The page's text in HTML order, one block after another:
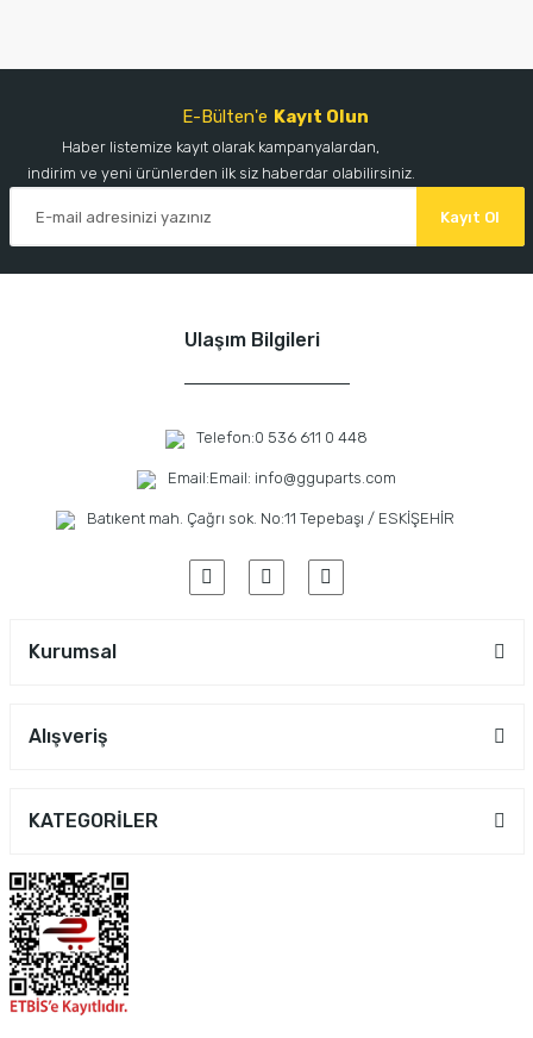
E-Bülten'e Kayıt Olun
Haber listemize kayıt olarak kampanyalardan,
indirim ve yeni ürünlerden ilk siz haberdar olabilirsiniz.
Kayıt Ol
Ulaşım Bilgileri
Telefon:0 536 611 0 448
Email:Email: info@gguparts.com
Batıkent mah. Çağrı sok. No:11 Tepebaşı / ESKİŞEHİR
Kurumsal
Alışveriş
KATEGORİLER